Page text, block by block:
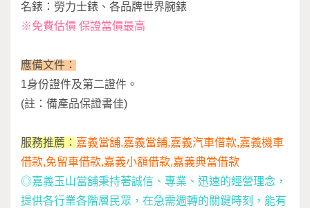
名錶：勞力士錶、各品牌世界腕錶
※免費估價 保證當價最高
應備文件：
1身份證件及第二證件。
(註：備產品保證書佳)
服務推薦： 嘉義當舖,嘉義當鋪,嘉義汽車借款,嘉義機車
借款,免留車借款,嘉義小額借款,嘉義典當借款
◎嘉義玉山當舖秉持著誠信、專業、迅速的經營理念，
提供各行業各階層民眾，在急需週轉的關鍵時刻，能有